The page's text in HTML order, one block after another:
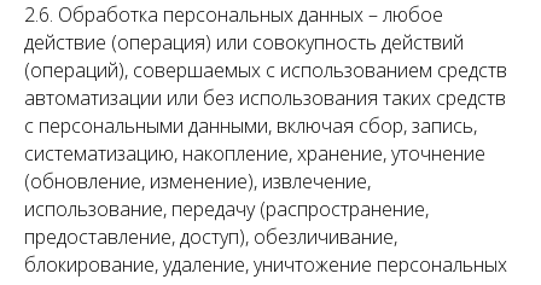
2.6. Обработка персональных данных – любое
действие (операция) или совокупность действий
(операций), совершаемых с использованием средств
автоматизации или без использования таких средств
с персональными данными, включая сбор, запись,
систематизацию, накопление, хранение, уточнение
(обновление, изменение), извлечение,
использование, передачу (распространение,
предоставление, доступ), обезличивание,
блокирование, удаление, уничтожение персональных